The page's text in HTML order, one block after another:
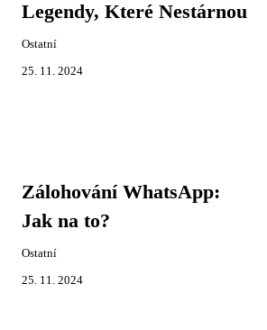
Legendy, Které Nestárnou
Ostatní
25. 11. 2024
Zálohování WhatsApp:
Jak na to?
Ostatní
25. 11. 2024